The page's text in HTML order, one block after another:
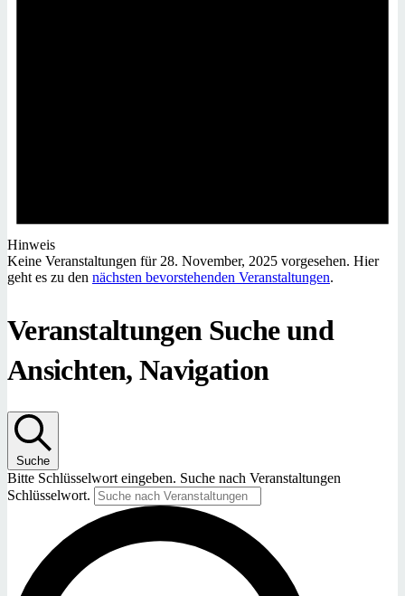
Hinweis
Keine Veranstaltungen für 28. November, 2025 vorgesehen. Hier
geht es zu den nächsten bevorstehenden Veranstaltungen.
Veranstaltungen Suche und
Ansichten, Navigation
Suche
Bitte Schlüsselwort eingeben. Suche nach Veranstaltungen
Schlüsselwort.